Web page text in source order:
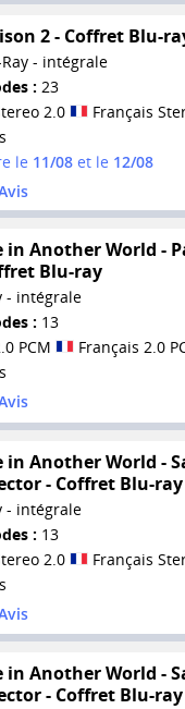
2 - Coffret Blu-
- intégrale
: 23
2.0
Français
le 11/08et le 12/08
in Another World -
Blu-ray
- intégrale
: 13
PCM
Français 2.0
in Another World -
- Coffret Blu-ray
- intégrale
: 13
2.0
Français
in Another World -
- Coffret Blu-ray